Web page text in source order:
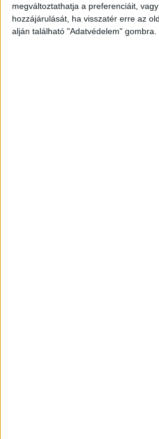
megváltoztathatja a preferenciáit,
hozzájárulását, ha visszatér erre az
alján található "Adatvédelem" gombra.